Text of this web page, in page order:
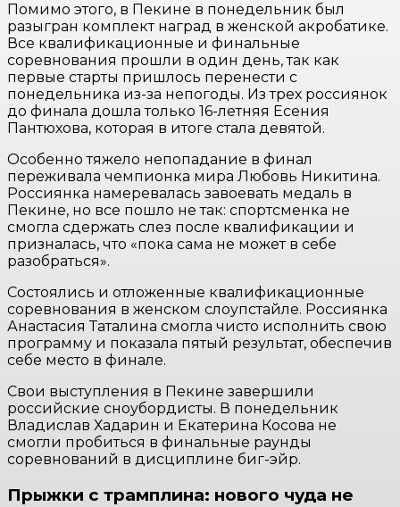
Помимо этого, в Пекине в понедельник был
разыгран комплект наград в женской акробатике.
Все квалификационные и финальные
соревнования прошли в один день, так как
первые старты пришлось перенести с
понедельника из-за непогоды. Из трех россиянок
до финала дошла только 16-летняя Есения
Пантюхова, которая в итоге стала девятой.
Особенно тяжело непопадание в финал
переживала чемпионка мира Любовь Никитина.
Россиянка намеревалась завоевать медаль в
Пекине, но все пошло не так: спортсменка не
смогла сдержать слез после квалификации и
призналась, что «пока сама не может в себе
разобраться».
Состоялись и отложенные квалификационные
соревнования в женском слоупстайле. Россиянка
Анастасия Таталина смогла чисто исполнить свою
программу и показала пятый результат, обеспечив
себе место в финале.
Свои выступления в Пекине завершили
российские сноубордисты. В понедельник
Владислав Хадарин и Екатерина Косова не
смогли пробиться в финальные раунды
соревнований в дисциплине биг-эйр.
Прыжки с трамплина: нового чуда не